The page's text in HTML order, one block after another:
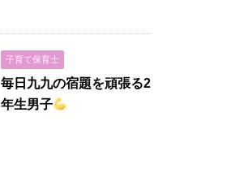
子育て保育士
毎日九九の宿題を頑張る2
年生男子